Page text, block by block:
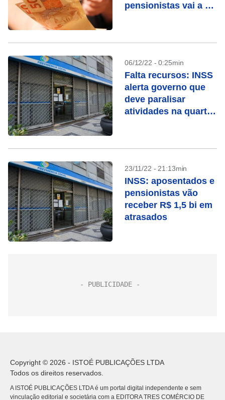
pensionistas vai a R$
06/12/22 - 0:25min
Falta recursos: INSS
alerta governo que
deve paralisar
atividades na quarta-
23/11/22 - 21:13min
INSS: aposentados e
pensionistas vão
receber R$ 1,5 bi em
atrasados
Copyright © 2026 - ISTOÉ PUBLICAÇÕES LTDA
Todos os direitos reservados.
A ISTOÉ PUBLICAÇÕES LTDA é um portal digital independente e sem
vinculação editorial e societária com a EDITORA TRES COMÉRCIO DE